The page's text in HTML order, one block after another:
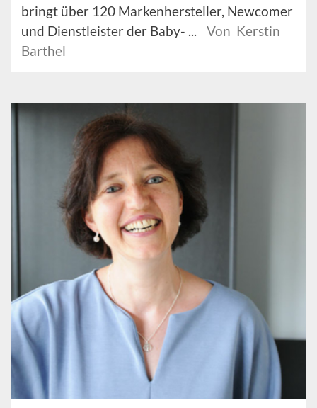
bringt über 120 Markenhersteller, Newcomer
und Dienstleister der Baby- ...
Von Kerstin
Barthel